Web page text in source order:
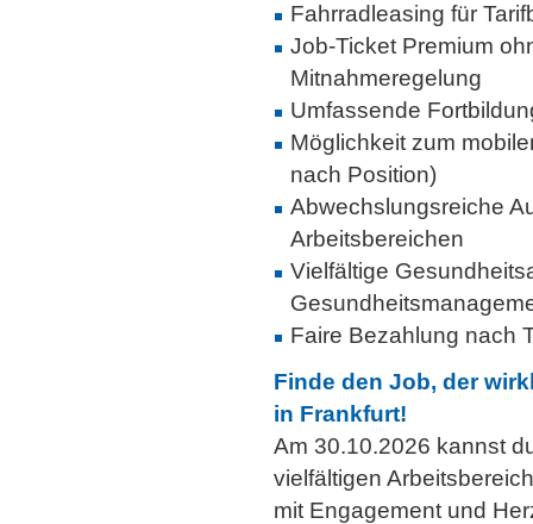
Fahrradleasing für
Job-Ticket Premium
Mitnahmeregelung
Umfassende
Möglichkeit zum
nach Position)
Abwechslungsreiche
Arbeitsbereichen
Vielfältige
Faire Bezahlung nach
Finde den Job, der
in Frankfurt!
Am 30.10.2026 kannst
vielfältigen
mit Engagement und